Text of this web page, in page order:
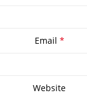
Email *
Website